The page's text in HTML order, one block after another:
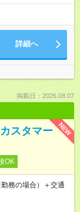
詳細へ
掲載日：2026.08.07
NEW
スタマー
OK
務の場合）＋交通